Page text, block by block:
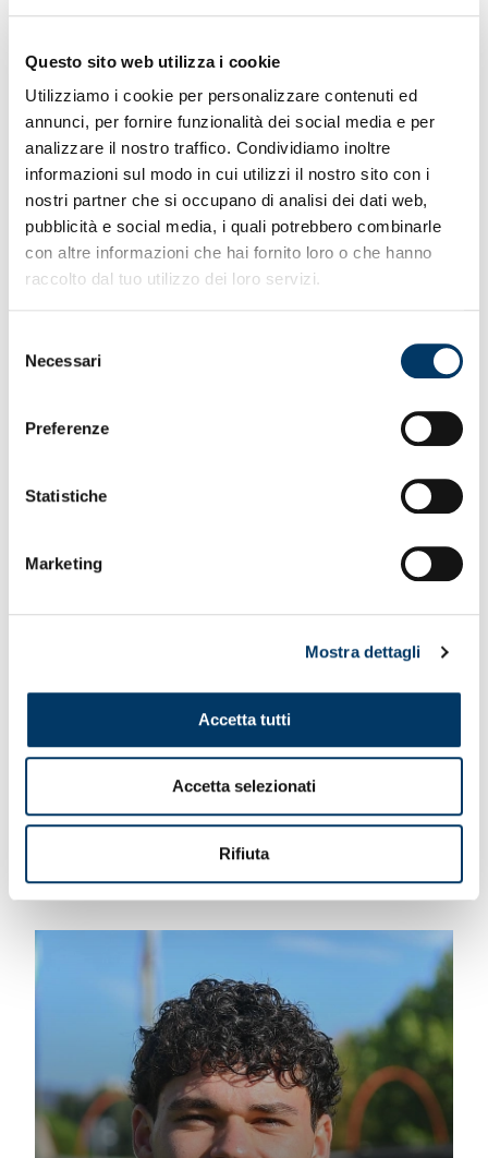
Questo sito web utilizza i cookie
Utilizziamo i cookie per personalizzare contenuti ed
annunci, per fornire funzionalità dei social media e per
analizzare il nostro traffico. Condividiamo inoltre
informazioni sul modo in cui utilizzi il nostro sito con i
nostri partner che si occupano di analisi dei dati web,
pubblicità e social media, i quali potrebbero combinarle
con altre informazioni che hai fornito loro o che hanno
raccolto dal tuo utilizzo dei loro servizi.
delNecessari
Preferenze
Statistiche
Marketing
Mostra dettagli
Accetta tutti
Accetta selezionati
Rifiuta
Amigo David Jayden
NSINGI BATEKA
Filippo